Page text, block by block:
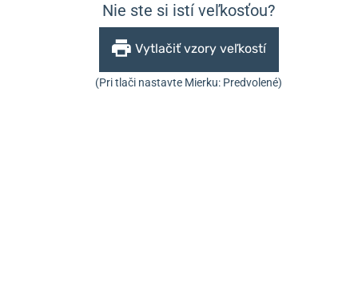
Nie ste si istí veľkosťou?
Vytlačiť vzory veľkostí
(Pri tlači nastavte Mierku: Predvolené)